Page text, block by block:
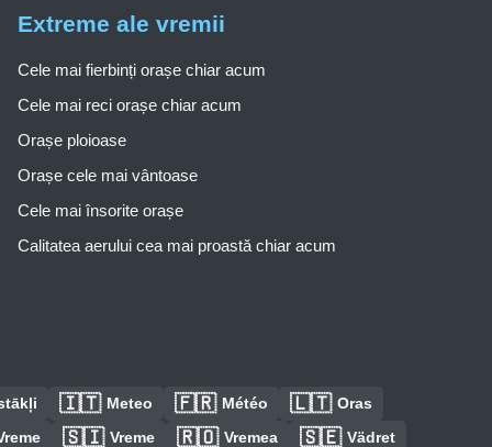
Extreme ale vremii
Cele mai fierbinți orașe chiar acum
Cele mai reci orașe chiar acum
Orașe ploioase
Orașe cele mai vântoase
Cele mai însorite orașe
Calitatea aerului cea mai proastă chiar acum
🇮🇹 Meteo 🇫🇷 Météo 🇱🇹 Oras
🇸🇮 Vreme 🇷🇴 Vremea 🇸🇪 Vädret